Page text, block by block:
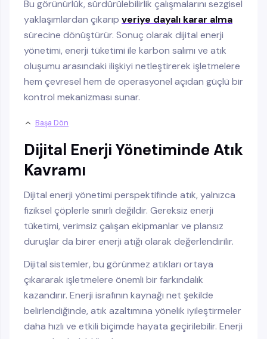
Bu görünürlük, sürdürülebilirlik çalışmalarını sezgisel
yaklaşımlardan çıkarıp veriye dayalı karar alma
sürecine dönüştürür. Sonuç olarak dijital enerji
yönetimi, enerji tüketimi ile karbon salımı ve atık
oluşumu arasındaki ilişkiyi netleştirerek işletmelere
hem çevresel hem de operasyonel açıdan güçlü bir
kontrol mekanizması sunar.
Başa Dön
Dijital Enerji Yönetiminde Atık
Kavramı
Dijital enerji yönetimi perspektifinde atık, yalnızca
fiziksel çöplerle sınırlı değildir. Gereksiz enerji
tüketimi, verimsiz çalışan ekipmanlar ve plansız
duruşlar da birer enerji atığı olarak değerlendirilir.
Dijital sistemler, bu görünmez atıkları ortaya
çıkararak işletmelere önemli bir farkındalık
kazandırır. Enerji israfının kaynağı net şekilde
belirlendiğinde, atık azaltımına yönelik iyileştirmeler
daha hızlı ve etkili biçimde hayata geçirilebilir. Enerji